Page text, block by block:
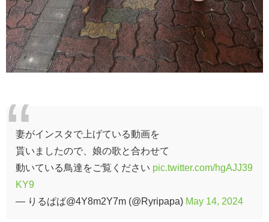
妻がインスタで上げている動画を
貰いましたので、娘の歌と合わせて
動いている鳥達をご覧ください pic.twitter.com/hgAJJ39
KY9
— りるぱぱ@4Y8m2Y7m (@Ryripapa) May 14, 2024